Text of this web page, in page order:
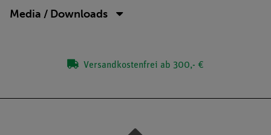
Media / Downloads
Versandkostenfrei ab 300,- €